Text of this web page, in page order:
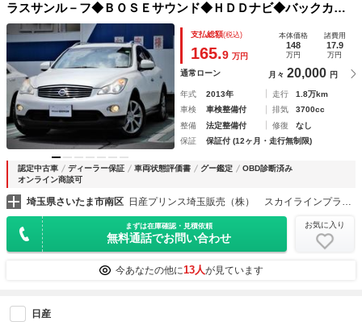
ラスサンル－フ◆ＢＯＳＥサウンド◆ＨＤＤナビ◆バックカメ
ラ◆本革コンビシ－ト◆ＰＷシ－ト◆キセノンライト◆前後ド
ラレコ◆７速ＡＴ◆インテリキー◆プライバシ－ガラス◆全国
統一日産中古車ワイド保証
支払総額(税込)
165.9 万円
本体価格
148
万円
諸費用
17.9
万円
通常ローン 月々 20,000 円
年式 2013年 走行
1.8万km
車検
車検整備付 排気
3700cc
整備
法定整備付 修復
なし
保証
保証付 (12ヶ月・走行無制限)
認定中古車 ディーラー保証 車両状態評価書 グー鑑定
OBD診断済み
オンライン商談可
埼玉県さいたま市南区 日産プリンス埼玉販売（株） スカイラインプラザ浦和
まずは在庫確認・見積依頼
無料通話でお問い合わせ
お気に入り
今あなたの他に13人が見ています
日産